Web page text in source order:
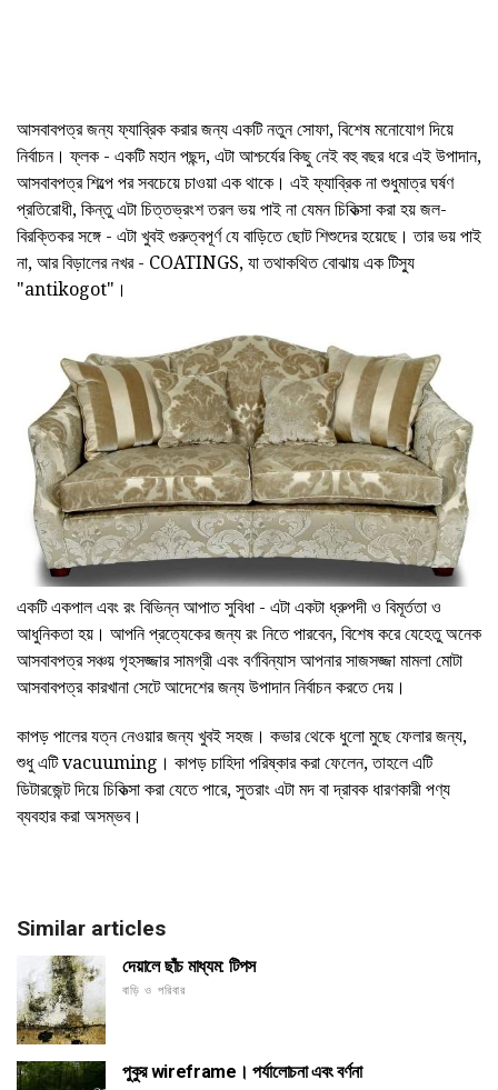
আসবাবপত্র জন্য ফ্যাব্রিক করার জন্য একটি নতুন সোফা, বিশেষ মনোযোগ দিয়ে
নির্বাচন। ফ্লক - একটি মহান পছন্দ, এটা আশ্চর্যের কিছু নেই বহু বছর ধরে এই উপাদান,
আসবাবপত্র শিল্পে পর সবচেয়ে চাওয়া এক থাকে। এই ফ্যাব্রিক না শুধুমাত্র ঘর্ষণ
প্রতিরোধী, কিন্তু এটা চিত্তভ্রংশ তরল ভয় পাই না যেমন চিকিত্সা করা হয় জল-
বিরক্তিকর সঙ্গে - এটা খুবই গুরুত্বপূর্ণ যে বাড়িতে ছোট শিশুদের হয়েছে। তার ভয় পাই
না, আর বিড়ালের নখর - COATINGS, যা তথাকথিত বোঝায় এক টিস্যু
"antikogot"।
একটি একপাল এবং রং বিভিন্ন আপাত সুবিধা - এটা একটা ধ্রুপদী ও বিমূর্ততা ও
আধুনিকতা হয়। আপনি প্রত্যেকের জন্য রং নিতে পারবেন, বিশেষ করে যেহেতু অনেক
আসবাবপত্র সঞ্চয় গৃহসজ্জার সামগ্রী এবং বর্ণবিন্যাস আপনার সাজসজ্জা মামলা মোটা
আসবাবপত্র কারখানা সেটে আদেশের জন্য উপাদান নির্বাচন করতে দেয়।
কাপড় পালের যত্ন নেওয়ার জন্য খুবই সহজ। কভার থেকে ধুলো মুছে ফেলার জন্য,
শুধু এটি vacuuming। কাপড় চাহিদা পরিষ্কার করা ফেলেন, তাহলে এটি
ডিটারজেন্ট দিয়ে চিকিত্সা করা যেতে পারে, সুতরাং এটা মদ বা দ্রাবক ধারণকারী পণ্য
ব্যবহার করা অসম্ভব।
Similar articles
দেয়ালে ছাঁচ মাধ্যম: টিপস
বাড়ি ও পরিবার
পুকুর wireframe। পর্যালোচনা এবং বর্ণনা